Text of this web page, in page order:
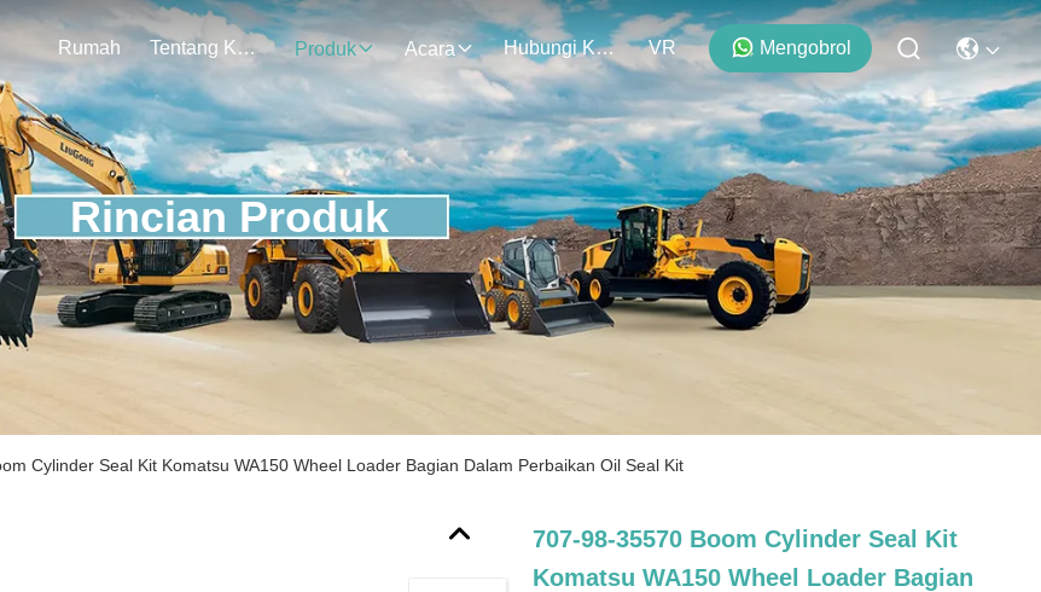
Rumah Tentang Kami Produk Acara Hubungi Kami VR Mengobrol
Rincian Produk
Cylinder Seal Kit Komatsu WA150 Wheel Loader Bagian Dalam Perbaikan Oil Seal Kit
707-98-35570 Boom Cylinder Seal Kit
Komatsu WA150 Wheel Loader Bagian